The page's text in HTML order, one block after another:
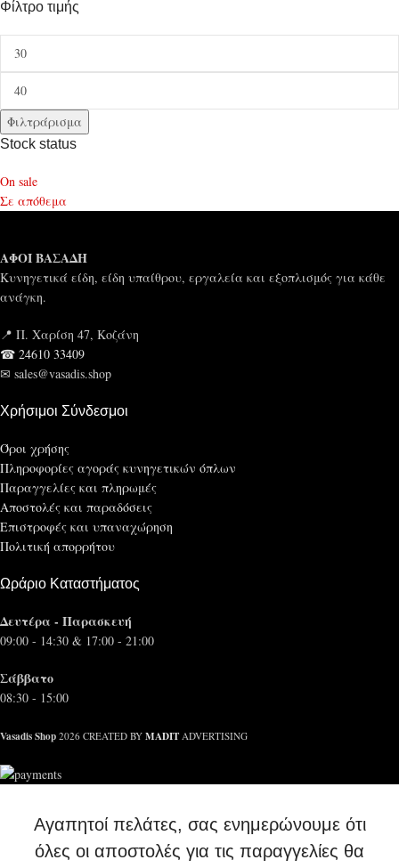
Φίλτρο τιμής
Φιλτράρισμα
Stock status
On sale
Σε απόθεμα
ΑΦΟΙ ΒΑΣΑΔΗ
Κυνηγετικά είδη, είδη υπαίθρου, εργαλεία και εξοπλισμός για κάθε
ανάγκη.
📍 Π. Χαρίση 47, Κοζάνη
☎ 24610 33409
✉ sales@vasadis.shop
Χρήσιμοι Σύνδεσμοι
Όροι χρήσης
Πληροφορίες αγοράς κυνηγετικών όπλων
Παραγγελίες και πληρωμές
Αποστολές και παραδόσεις
Επιστροφές και υπαναχώρηση
Πολιτική απορρήτου
Ωράριο Καταστήματος
Δευτέρα - Παρασκευή
09:00 - 14:30 & 17:00 - 21:00
Σάββατο
08:30 - 15:00
Vasadis Shop 2026 CREATED BY MADIT ADVERTISING
Αγαπητοί πελάτες, σας ενημερώνουμε ότι
όλες οι αποστολές για τις παραγγελίες θα